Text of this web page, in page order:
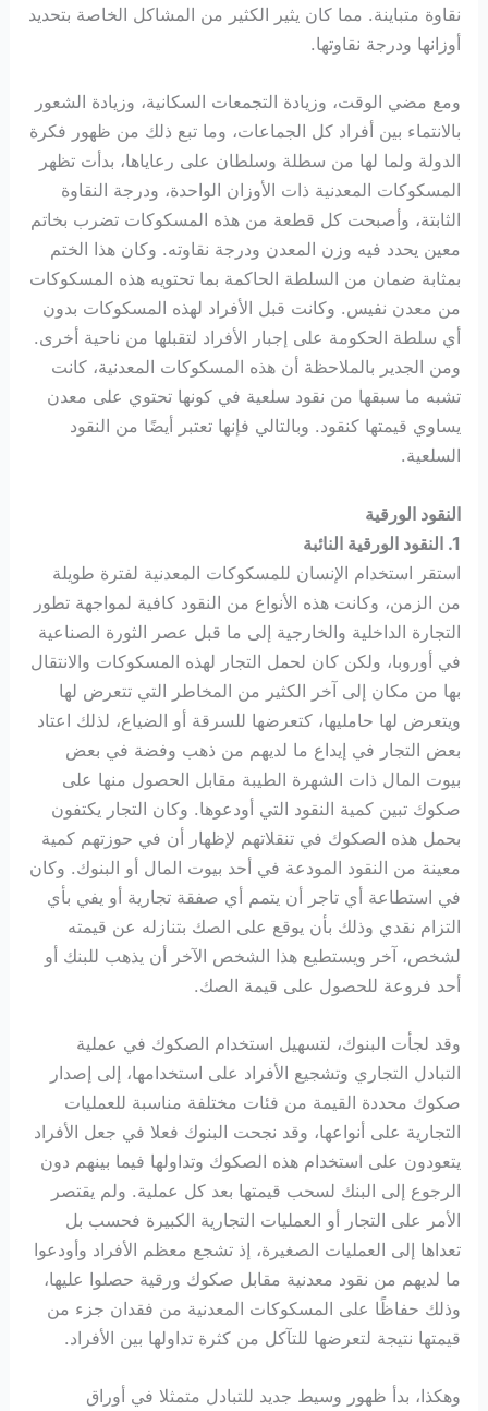
نقاوة متباينة. مما كان يثير الكثير من المشاكل الخاصة بتحديد
أوزانها ودرجة نقاوتها.
ومع مضي الوقت، وزيادة التجمعات السكانية، وزيادة الشعور
بالانتماء بين أفراد كل الجماعات، وما تبع ذلك من ظهور فكرة
الدولة ولما لها من سطلة وسلطان على رعاياها، بدأت تظهر
المسكوكات المعدنية ذات الأوزان الواحدة، ودرجة النقاوة
الثابتة، وأصبحت كل قطعة من هذه المسكوكات تضرب بخاتم
معين يحدد فيه وزن المعدن ودرجة نقاوته. وكان هذا الختم
بمثابة ضمان من السلطة الحاكمة بما تحتويه هذه المسكوكات
من معدن نفيس. وكانت قبل الأفراد لهذه المسكوكات بدون
أي سلطة الحكومة على إجبار الأفراد لتقبلها من ناحية أخرى.
ومن الجدير بالملاحظة أن هذه المسكوكات المعدنية، كانت
تشبه ما سبقها من نقود سلعية في كونها تحتوي على معدن
يساوي قيمتها كنقود. وبالتالي فإنها تعتبر أيضًا من النقود
السلعية.
النقود الورقية
1. النقود الورقية النائبة
استقر استخدام الإنسان للمسكوكات المعدنية لفترة طويلة
من الزمن، وكانت هذه الأنواع من النقود كافية لمواجهة تطور
التجارة الداخلية والخارجية إلى ما قبل عصر الثورة الصناعية
في أوروبا، ولكن كان لحمل التجار لهذه المسكوكات والانتقال
بها من مكان إلى آخر الكثير من المخاطر التي تتعرض لها
ويتعرض لها حامليها، كتعرضها للسرقة أو الضياع، لذلك اعتاد
بعض التجار في إيداع ما لديهم من ذهب وفضة في بعض
بيوت المال ذات الشهرة الطيبة مقابل الحصول منها على
صكوك تبين كمية النقود التي أودعوها. وكان التجار يكتفون
بحمل هذه الصكوك في تنقلاتهم لإظهار أن في حوزتهم كمية
معينة من النقود المودعة في أحد بيوت المال أو البنوك. وكان
في استطاعة أي تاجر أن يتمم أي صفقة تجارية أو يفي بأي
التزام نقدي وذلك بأن يوقع على الصك بتنازله عن قيمته
لشخص، آخر ويستطيع هذا الشخص الآخر أن يذهب للبنك أو
أحد فروعة للحصول على قيمة الصك.
وقد لجأت البنوك، لتسهيل استخدام الصكوك في عملية
التبادل التجاري وتشجيع الأفراد على استخدامها، إلى إصدار
صكوك محددة القيمة من فئات مختلفة مناسبة للعمليات
التجارية على أنواعها، وقد نجحت البنوك فعلا في جعل الأفراد
يتعودون على استخدام هذه الصكوك وتداولها فيما بينهم دون
الرجوع إلى البنك لسحب قيمتها بعد كل عملية. ولم يقتصر
الأمر على التجار أو العمليات التجارية الكبيرة فحسب بل
تعداها إلى العمليات الصغيرة، إذ تشجع معظم الأفراد وأودعوا
ما لديهم من نقود معدنية مقابل صكوك ورقية حصلوا عليها،
وذلك حفاظًا على المسكوكات المعدنية من فقدان جزء من
قيمتها نتيجة لتعرضها للتآكل من كثرة تداولها بين الأفراد.
وهكذا، بدأ ظهور وسيط جديد للتبادل متمثلا في أوراق